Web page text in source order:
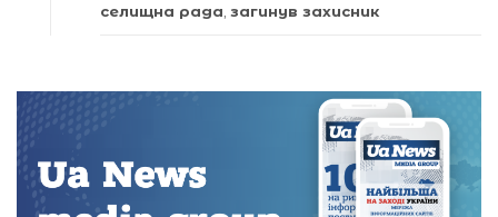
селищна рада загинув захисник